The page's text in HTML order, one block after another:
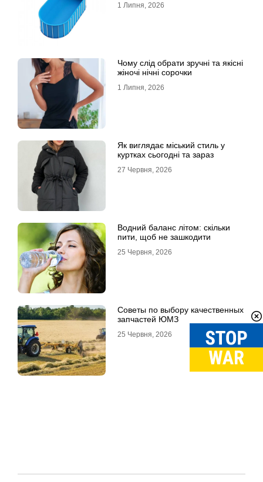
1 Липня, 2026
Чому слід обрати зручні та якісні
жіночі нічні сорочки
1 Липня, 2026
Як виглядає міський стиль у
куртках сьогодні та зараз
27 Червня, 2026
Водний баланс літом: скільки
пити, щоб не зашкодити
25 Червня, 2026
Советы по выбору качественных
запчастей ЮМЗ
25 Червня, 2026